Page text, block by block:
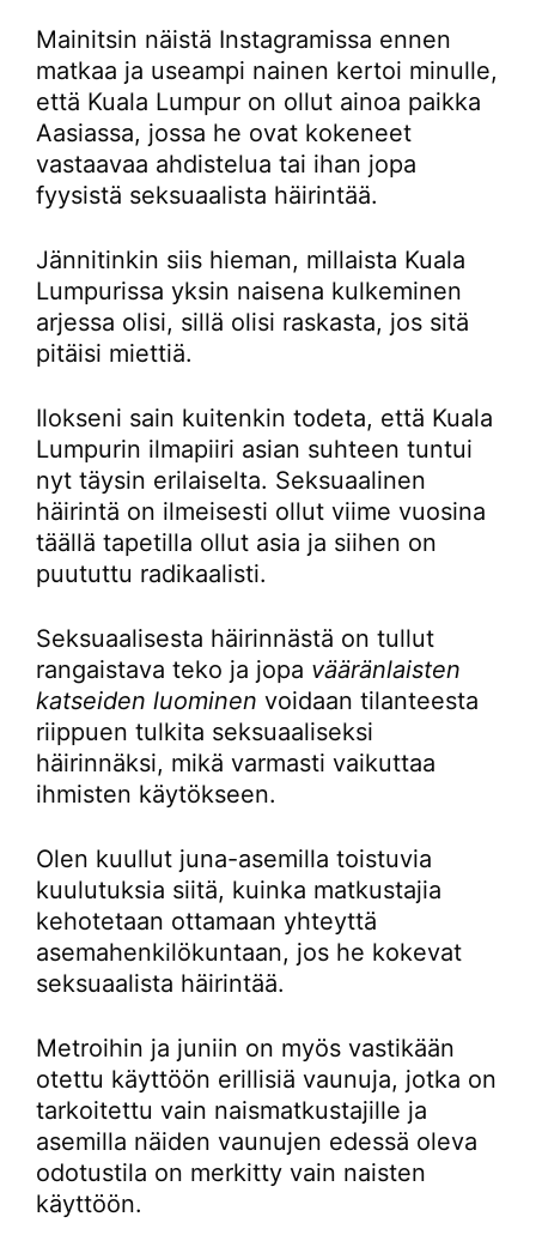
Mainitsin näistä Instagramissa ennen
matkaa ja useampi nainen kertoi minulle,
että Kuala Lumpur on ollut ainoa paikka
Aasiassa, jossa he ovat kokeneet
vastaavaa ahdistelua tai ihan jopa
fyysistä seksuaalista häirintää.
Jännitinkin siis hieman, millaista Kuala
Lumpurissa yksin naisena kulkeminen
arjessa olisi, sillä olisi raskasta, jos sitä
pitäisi miettiä.
Ilokseni sain kuitenkin todeta, että Kuala
Lumpurin ilmapiiri asian suhteen tuntui
nyt täysin erilaiselta. Seksuaalinen
häirintä on ilmeisesti ollut viime vuosina
täällä tapetilla ollut asia ja siihen on
puututtu radikaalisti.
Seksuaalisesta häirinnästä on tullut
rangaistava teko ja jopa vääränlaisten
katseiden luominen voidaan tilanteesta
riippuen tulkita seksuaaliseksi
häirinnäksi, mikä varmasti vaikuttaa
ihmisten käytökseen.
Olen kuullut juna-asemilla toistuvia
kuulutuksia siitä, kuinka matkustajia
kehotetaan ottamaan yhteyttä
asemahenkilökuntaan, jos he kokevat
seksuaalista häirintää.
Metroihin ja juniin on myös vastikään
otettu käyttöön erillisiä vaunuja, jotka on
tarkoitettu vain naismatkustajille ja
asemilla näiden vaunujen edessä oleva
odotustila on merkitty vain naisten
käyttöön.